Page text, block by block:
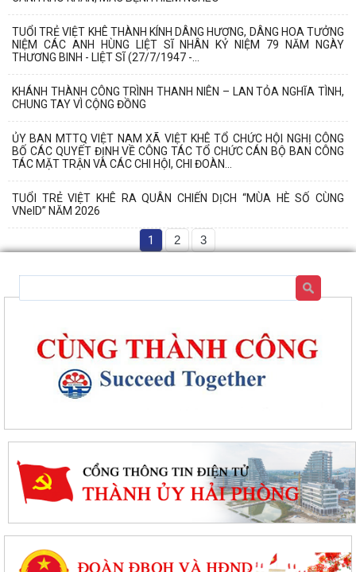
TUỔI TRẺ VIỆT KHÊ THÀNH KÍNH DÂNG HƯƠNG, DÂNG HOA TƯỞNG
NIỆM CÁC ANH HÙNG LIỆT SĨ NHÂN KỶ NIỆM 79 NĂM NGÀY
THƯƠNG BINH - LIỆT SĨ (27/7/1947 -...
KHÁNH THÀNH CÔNG TRÌNH THANH NIÊN – LAN TỎA NGHĨA TÌNH,
CHUNG TAY VÌ CỘNG ĐỒNG
ỦY BAN MTTQ VIỆT NAM XÃ VIỆT KHÊ TỔ CHỨC HỘI NGHỊ CÔNG
BỐ CÁC QUYẾT ĐỊNH VỀ CÔNG TÁC TỔ CHỨC CÁN BỘ BAN CÔNG
TÁC MẶT TRẬN VÀ CÁC CHI HỘI, CHI ĐOÀN...
TUỔI TRẺ VIỆT KHÊ RA QUÂN CHIẾN DỊCH “MÙA HÈ SỐ CÙNG
VNeID” NĂM 2026
1 2 3